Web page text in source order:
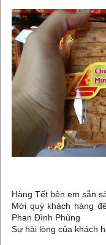
Hàng Tết bên em sẵn
Mời quý khách hàng
Phan Đình Phùng
Sự hài lòng của khách